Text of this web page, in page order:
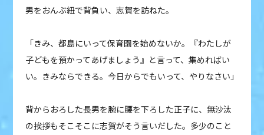
男をおんぶ紐で背負い、志賀を訪ねた。
「きみ、都島にいって保育園を始めないか。『わたしが
子どもを預かってあげましょう』と言って、集めればい
い。きみならできる。今日からでもいって、やりなさい」
背からおろした長男を腕に腰を下ろした正子に、無沙汰
の挨拶もそこそこに志賀がそう言いだした。多少のこと